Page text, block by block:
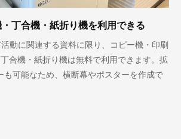
丁合機・紙折り機を利用できる
動に関連する資料に限り、コピー機・印刷
合機・紙折り機は無料で利用できます。拡
も可能なため、横断幕やポスターを作成で